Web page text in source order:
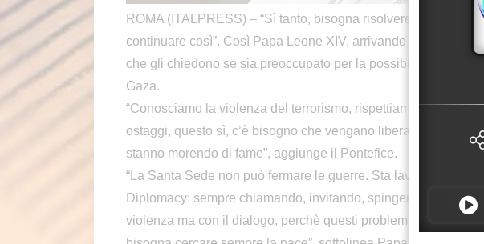
ROMA (ITALPRESS) – “Sì tanto, bisogna risolvere la crisi
continuare così”. Così Papa Leone XIV, arrivando a Castel
che gli chiedono se sia preoccupato per la possibilità che
Gaza.
“Conosciamo la violenza del terrorismo, rispettiamo i tanti che
ostaggi, questo sì, c’è bisogno che vengano liberati, ma
stanno morendo di fame”, aggiunge il Pontefice.
“La Santa Sede non può fermare le guerre. Sta lavorando con
Diplomacy: sempre chiamando, invitando, spingendo per
violenza ma con il dialogo, perchè questi problemi non si